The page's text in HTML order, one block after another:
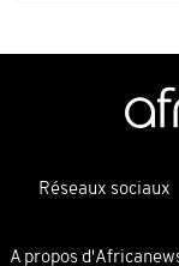
Réseaux sociaux
A propos